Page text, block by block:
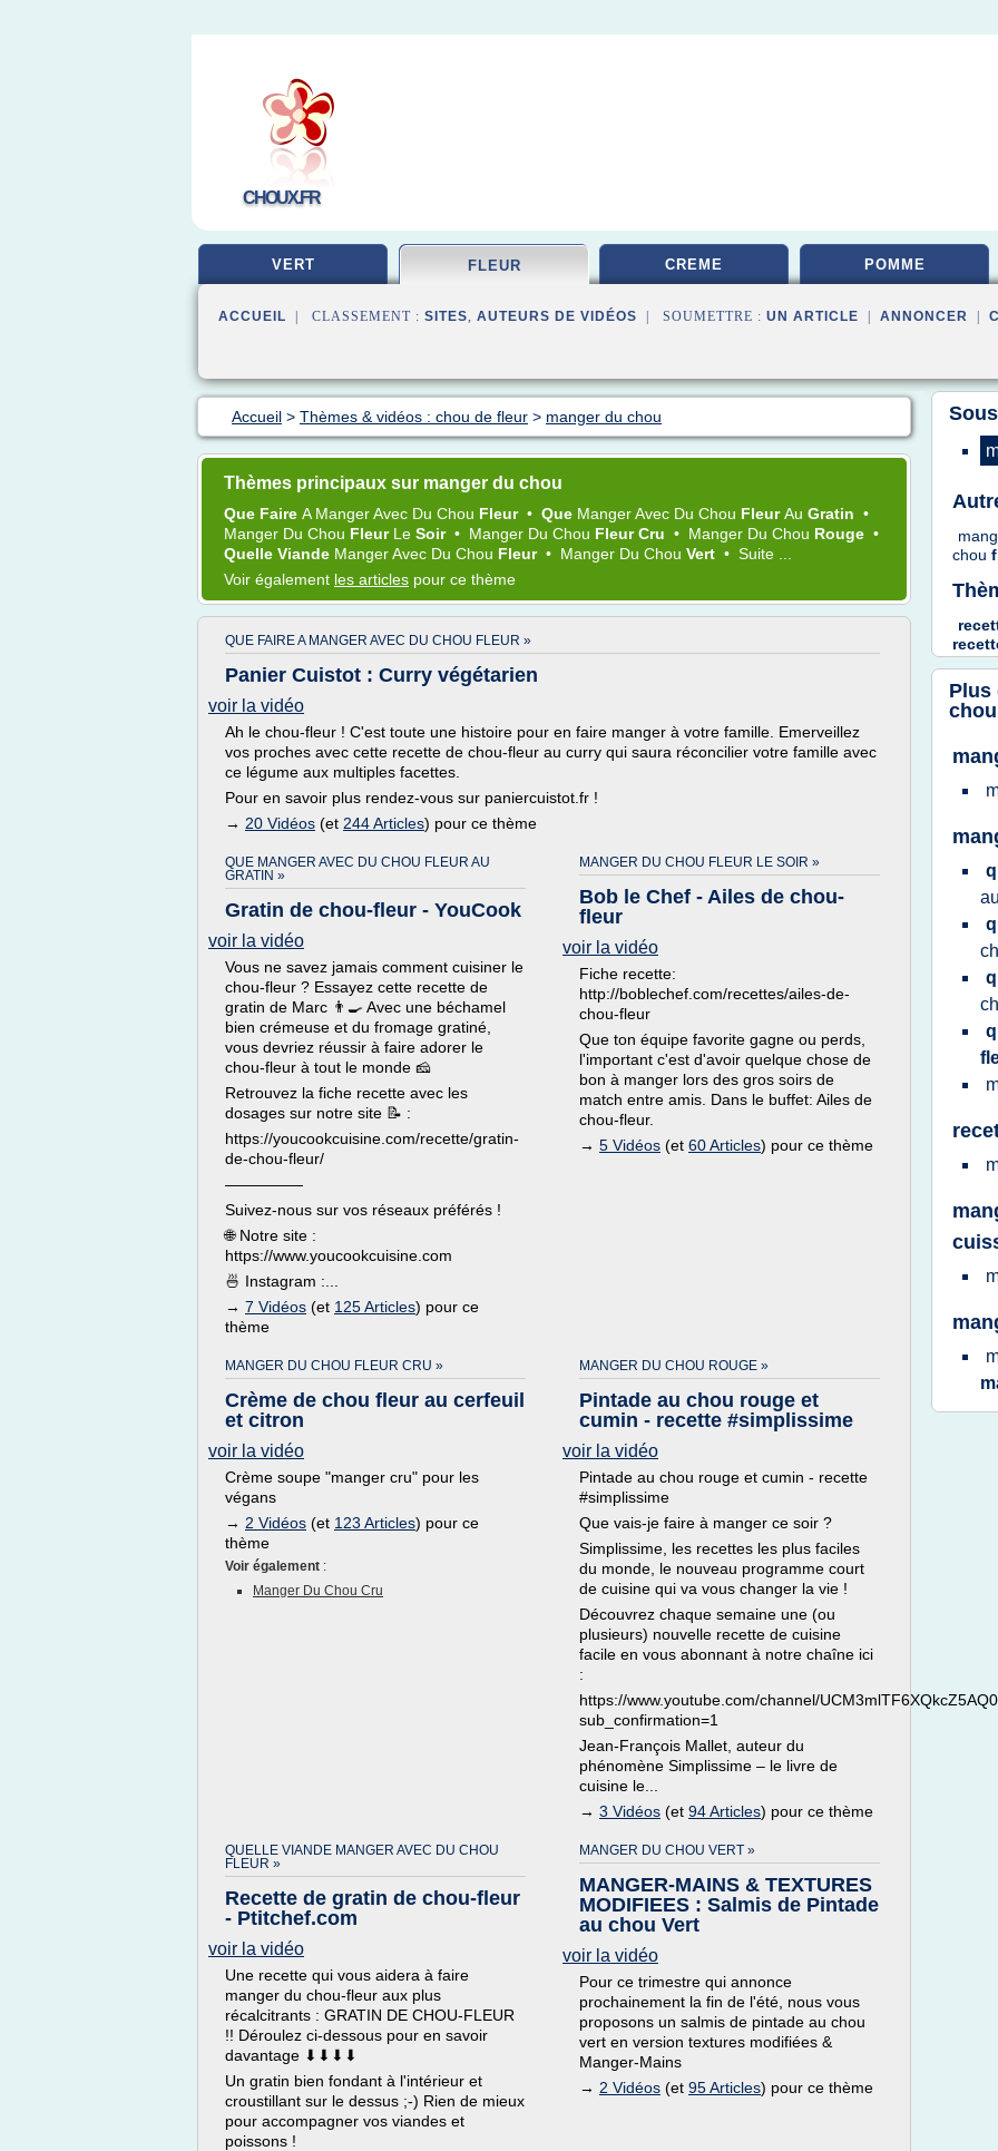
CHOUX.FR
VERT FLEUR CREME POMME
ACCUEIL | CLASSEMENT : SITES, AUTEURS DE VIDÉOS | SOUMETTRE : UN ARTICLE ANNONCER
Accueil > Thèmes & vidéos : chou de fleur > manger du chou
Thèmes principaux sur manger du chou
Que Faire A MangerAvec Du Chou Fleur • Que MangerAvec Du Chou FleurAu Gratin •
Manger Du Chou Fleur Le Soir • Manger Du Chou Fleur Cru • Manger Du Chou Rouge •
Quelle Viande MangerAvec Du Chou Fleur • Manger Du Chou Vert • Suite ...
Voir également les articles pour ce thème
QUE FAIRE A MANGER AVEC DU CHOU FLEUR »
Panier Cuistot : Curry végétarien
voir la vidéo
Ah le chou-fleur ! C'est toute une histoire pour en faire manger à votre famille. Emerveillez
vos proches avec cette recette de chou-fleur au curry qui saura réconcilier votre famille avec
ce légume aux multiples facettes.
Pour en savoir plus rendez-vous sur paniercuistot.fr !
→ 20 Vidéos (et 244 Articles) pour ce thème
QUE MANGER AVEC DU CHOU FLEUR AU
GRATIN »
Gratin de chou-fleur - YouCook
voir la vidéo
Vous ne savez jamais comment cuisiner le
chou-fleur ? Essayez cette recette de
gratin de Marc 👨🍳 Avec une béchamel
bien crémeuse et du fromage gratiné,
vous devriez réussir à faire adorer le
chou-fleur à tout le monde 🧀
Retrouvez la fiche recette avec les
dosages sur notre site 📝 :
https://youcookcuisine.com/recette/gratin-
de-chou-fleur/
—————
Suivez-nous sur vos réseaux préférés !
🌐 Notre site :
https://www.youcookcuisine.com
🍜 Instagram :...
→ 7 Vidéos (et 125 Articles) pour ce
thème
MANGER DU CHOU FLEUR LE SOIR »
Bob le Chef - Ailes de chou-
fleur
voir la vidéo
Fiche recette:
http://boblechef.com/recettes/ailes-de-
chou-fleur
Que ton équipe favorite gagne ou perds,
l'important c'est d'avoir quelque chose de
bon à manger lors des gros soirs de
match entre amis. Dans le buffet: Ailes de
chou-fleur.
→ 5 Vidéos (et 60 Articles) pour ce thème
MANGER DU CHOU FLEUR CRU »
Сrème de chou fleur au cerfeuil
et citron
voir la vidéo
Crème soupe "manger cru" pour les
végans
→ 2 Vidéos (et 123 Articles) pour ce
thème
Voir également :
Manger Du Chou Cru
MANGER DU CHOU ROUGE »
Pintade au chou rouge et
cumin - recette #simplissime
voir la vidéo
Pintade au chou rouge et cumin - recette
#simplissime
Que vais-je faire à manger ce soir ?
Simplissime, les recettes les plus faciles
du monde, le nouveau programme court
de cuisine qui va vous changer la vie !
Découvrez chaque semaine une (ou
plusieurs) nouvelle recette de cuisine
facile en vous abonnant à notre chaîne ici
:
https://www.youtube.com/channel/
sub_confirmation=1
Jean-François Mallet, auteur du
phénomène Simplissime – le livre de
cuisine le...
→ 3 Vidéos (et 94 Articles) pour ce thème
QUELLE VIANDE MANGER AVEC DU CHOU
FLEUR »
Recette de gratin de chou-fleur
- Ptitchef.com
voir la vidéo
Une recette qui vous aidera à faire
manger du chou-fleur aux plus
récalcitrants : GRATIN DE CHOU-FLEUR
!! Déroulez ci-dessous pour en savoir
davantage ⬇⬇⬇⬇
Un gratin bien fondant à l'intérieur et
croustillant sur le dessus ;-) Rien de mieux
pour accompagner vos viandes et
poissons !
MANGER DU CHOU VERT »
MANGER-MAINS & TEXTURES
MODIFIEES : Salmis de Pintade
au chou Vert
voir la vidéo
Pour ce trimestre qui annonce
prochainement la fin de l'été, nous vous
proposons un salmis de pintade au chou
vert en version textures modifiées &
Manger-Mains
→ 2 Vidéos (et 95 Articles) pour ce thème
chou
Plus
chou
au